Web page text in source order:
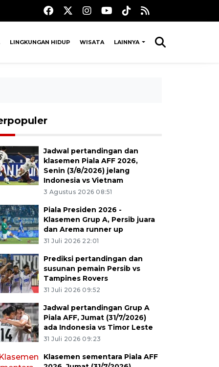
LINGKUNGAN HIDUP WISATA LAINNYA
Jadwal pertandingan dan
klasemen Piala AFF 2026,
Senin (3/8/2026) jelang
Indonesia vs Vietnam
3 Agustus 2026 08:51
Piala Presiden 2026 -
Klasemen Grup A, Persib juara
dan Arema runner up
31 Juli 2026 22:01
Prediksi pertandingan dan
susunan pemain Persib vs
Tampines Rovers
31 Juli 2026 09:52
Jadwal pertandingan Grup A
Piala AFF, Jumat (31/7/2026)
ada Indonesia vs Timor Leste
31 Juli 2026 09:23
Klasemen sementara Piala AFF